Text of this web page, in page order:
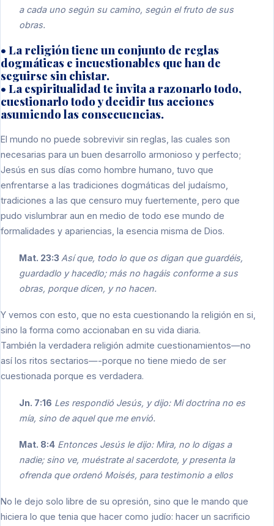
a cada uno según su camino, según el fruto de sus
obras.
• La religión tiene un conjunto de reglas
dogmáticas e incuestionables que han de
seguirse sin chistar.
• La espiritualidad te invita a razonarlo todo,
cuestionarlo todo y decidir tus acciones
asumiendo las consecuencias.
El mundo no puede sobrevivir sin reglas, las cuales son
necesarias para un buen desarrollo armonioso y perfecto;
Jesús en sus días como hombre humano, tuvo que
enfrentarse a las tradiciones dogmáticas del judaísmo,
tradiciones a las que censuro muy fuertemente, pero que
pudo vislumbrar aun en medio de todo ese mundo de
formalidades y apariencias, la esencia misma de Dios.
Mat. 23:3 Así que, todo lo que os digan que guardéis,
guardadlo y hacedlo; más no hagáis conforme a sus
obras, porque dicen, y no hacen.
Y vemos con esto, que no esta cuestionando la religión en si,
sino la forma como accionaban en su vida diaria.
También la verdadera religión admite cuestionamientos—no
así los ritos sectarios—-porque no tiene miedo de ser
cuestionada porque es verdadera.
Jn. 7:16 Les respondió Jesús, y dijo: Mi doctrina no es
mía, sino de aquel que me envió.
Mat. 8:4 Entonces Jesús le dijo: Mira, no lo digas a
nadie; sino ve, muéstrate al sacerdote, y presenta la
ofrenda que ordenó Moisés, para testimonio a ellos
No le dejo solo libre de su opresión, sino que le mando que
hiciera lo que tenia que hacer como judío: hacer un sacrificio